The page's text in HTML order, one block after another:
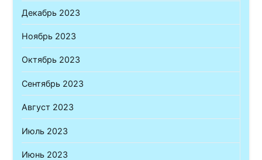
Декабрь 2023
Ноябрь 2023
Октябрь 2023
Сентябрь 2023
Август 2023
Июль 2023
Июнь 2023